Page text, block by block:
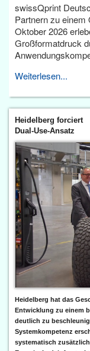
swissQprint
Partnern zu einem
Oktober 2026
Großformatdruck
Weiterlesen...
Heidelberg forciert
Dual-Use-Ansatz
Heidelberg hat das
Entwicklung zu einem
deutlich zu
Systemkompetenz
systematisch